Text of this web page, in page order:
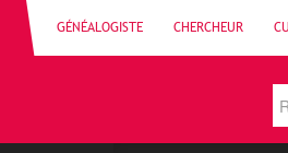
GÉNÉALOGISTE CHERCHEUR